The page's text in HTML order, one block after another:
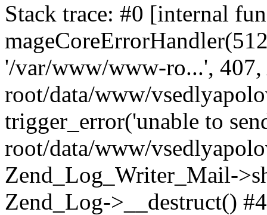
Stack trace: #0 [internal
'/var/www/www-ro...',
root/data/www/
trigger_error('unable to
root/data/www/
Zend_Log_Writer_Mail-
Zend_Log->__destruct()